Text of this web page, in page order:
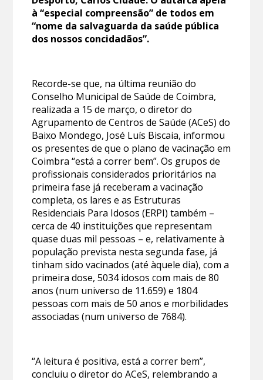
à “especial compreensão” de todos em
“nome da salvaguarda da saúde pública
dos nossos concidadãos”.
Recorde-se que, na última reunião do
Conselho Municipal de Saúde de Coimbra,
realizada a 15 de março, o diretor do
Agrupamento de Centros de Saúde (ACeS) do
Baixo Mondego, José Luís Biscaia, informou
os presentes de que o plano de vacinação em
Coimbra “está a correr bem”. Os grupos de
profissionais considerados prioritários na
primeira fase já receberam a vacinação
completa, os lares e as Estruturas
Residenciais Para Idosos (ERPI) também –
cerca de 40 instituições que representam
quase duas mil pessoas – e, relativamente à
população prevista nesta segunda fase, já
tinham sido vacinados (até àquele dia), com a
primeira dose, 5034 idosos com mais de 80
anos (num universo de 11.659) e 1804
pessoas com mais de 50 anos e morbilidades
associadas (num universo de 7684).
“A leitura é positiva, está a correr bem”,
concluiu o diretor do ACeS, relembrando a